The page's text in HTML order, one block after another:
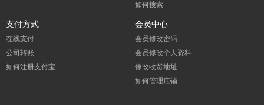
如何搜索
支付方式
在线支付
公司转账
如何注册支付宝
会员中心
会员修改密码
会员修改个人资料
修改收货地址
如何管理店铺